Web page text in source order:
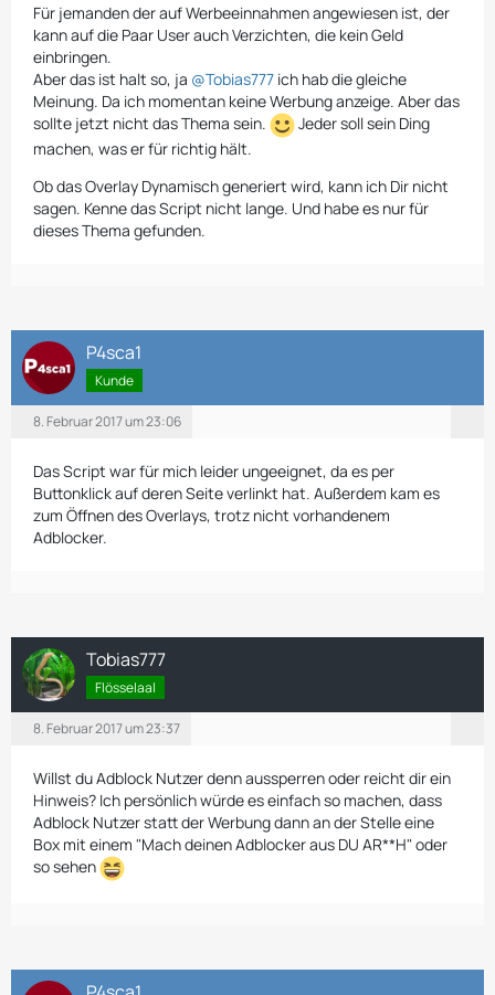
Für jemanden der auf Werbeeinnahmen angewiesen ist, der
kann auf die Paar User auch Verzichten, die kein Geld
einbringen.
Aber das ist halt so, ja @Tobias777 ich hab die gleiche
Meinung. Da ich momentan keine Werbung anzeige. Aber das
sollte jetzt nicht das Thema sein.
Jeder soll sein Ding
machen, was er für richtig hält.
Ob das Overlay Dynamisch generiert wird, kann ich Dir nicht
sagen. Kenne das Script nicht lange. Und habe es nur für
dieses Thema gefunden.
P4sca1
Kunde
8. Februar 2017 um 23:06
Das Script war für mich leider ungeeignet, da es per
Buttonklick auf deren Seite verlinkt hat. Außerdem kam es
zum Öffnen des Overlays, trotz nicht vorhandenem
Adblocker.
Tobias777
Flösselaal
8. Februar 2017 um 23:37
Willst du Adblock Nutzer denn aussperren oder reicht dir ein
Hinweis? Ich persönlich würde es einfach so machen, dass
Adblock Nutzer statt der Werbung dann an der Stelle eine
Box mit einem "Mach deinen Adblocker aus DU AR**H" oder
so sehen